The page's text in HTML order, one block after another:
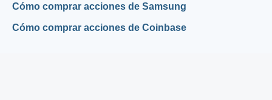
Cómo comprar acciones de Samsung
Cómo comprar acciones de Coinbase